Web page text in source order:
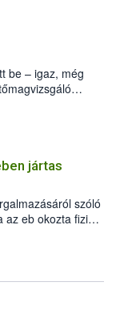
be – igaz, még
Győző által
jártas
szóló
eb okozta fizikai
felmerülő
tartását és annak
jártas szakértőt.